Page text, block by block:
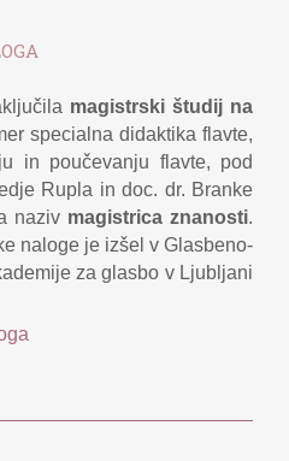
magistrski študij na
specialna didaktika flavte,
in poučevanju flavte, pod
Rupla in doc. dr. Branke
naziv magistrica znanosti.
naloge je izšel v Glasbeno-
za glasbo v Ljubljani